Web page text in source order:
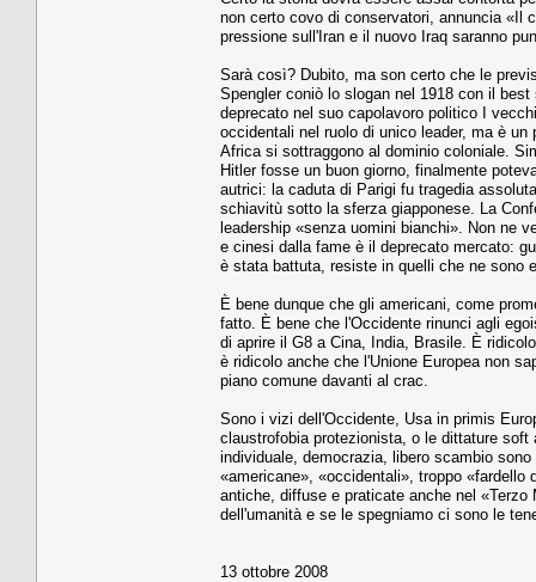
non certo covo di conservatori, annuncia «Il
pressione sull'Iran e il nuovo Iraq saranno
Sarà così? Dubito, ma son certo che le
Spengler coniò lo slogan nel 1918 con il
deprecato nel suo capolavoro politico I
occidentali nel ruolo di unico leader, ma è
Africa si sottraggono al dominio coloniale.
Hitler fosse un buon giorno, finalmente
autrici: la caduta di Parigi fu tragedia
schiavitù sotto la sferza giapponese. La
leadership «senza uomini bianchi». Non ne
e cinesi dalla fame è il deprecato mercato:
è stata battuta, resiste in quelli che ne sono
È bene dunque che gli americani, come
fatto. È bene che l'Occidente rinunci agli
di aprire il G8 a Cina, India, Brasile. È
è ridicolo anche che l'Unione Europea non
piano comune davanti al crac.
Sono i vizi dell'Occidente, Usa in primis
claustrofobia protezionista, o le dittature
individuale, democrazia, libero scambio
«americane», «occidentali», troppo
antiche, diffuse e praticate anche nel
dell'umanità e se le spegniamo ci sono le
13 ottobre 2008